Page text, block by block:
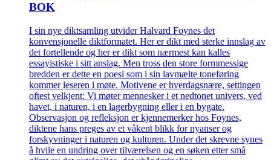
BOK
I sin nye diktsamling utvider Halvard Foynes det
konvensjonelle diktformatet. Her er dikt med sterke innslag av
det fortellende og her er dikt som nærmest kan kalles
essayistiske i sitt anslag. Men tross den store formmessige
bredden er dette en poesi som i sin lavmælte toneføring
kommer leseren i møte. Motivene er hverdagsnære, settingen
oftest velkjent: Vi møter mennesker i et nedtonet univers, ved
havet, i naturen, i en lagerbygning eller i en bygate.
Observasjon og refleksjon er kjennemerker hos Foynes,
diktene hans preges av et våkent blikk for nyanser og
forskyvninger i naturen og kulturen. Under det skrevne synes
å hvile en undring over tilværelsen og en søken etter små